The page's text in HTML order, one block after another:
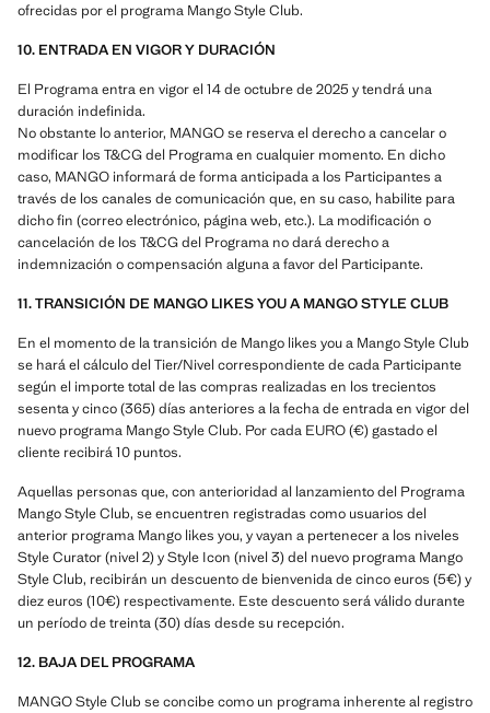
ofrecidas por el programa Mango Style Club.
10. ENTRADA EN VIGOR Y DURACIÓN
El Programa entra en vigor el 14 de octubre de 2025 y tendrá una
duración indefinida.
No obstante lo anterior, MANGO se reserva el derecho a cancelar o
modificar los T&CG del Programa en cualquier momento. En dicho
caso, MANGO informará de forma anticipada a los Participantes a
través de los canales de comunicación que, en su caso, habilite para
dicho fin (correo electrónico, página web, etc.). La modificación o
cancelación de los T&CG del Programa no dará derecho a
indemnización o compensación alguna a favor del Participante.
11. TRANSICIÓN DE MANGO LIKES YOU A MANGO STYLE CLUB
En el momento de la transición de Mango likes you a Mango Style Club
se hará el cálculo del Tier/Nivel correspondiente de cada Participante
según el importe total de las compras realizadas en los trecientos
sesenta y cinco (365) días anteriores a la fecha de entrada en vigor del
nuevo programa Mango Style Club. Por cada EURO (€) gastado el
cliente recibirá 10 puntos.
Aquellas personas que, con anterioridad al lanzamiento del Programa
Mango Style Club, se encuentren registradas como usuarios del
anterior programa Mango likes you, y vayan a pertenecer a los niveles
Style Curator (nivel 2) y Style Icon (nivel 3) del nuevo programa Mango
Style Club, recibirán un descuento de bienvenida de cinco euros (5€) y
diez euros (10€) respectivamente. Este descuento será válido durante
un período de treinta (30) días desde su recepción.
12. BAJA DEL PROGRAMA
MANGO Style Club se concibe como un programa inherente al registro